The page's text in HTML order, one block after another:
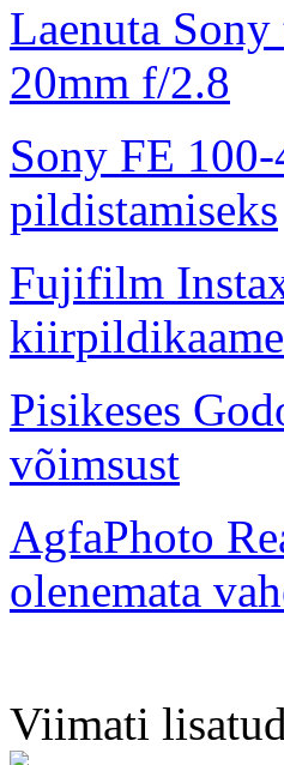
Laenuta
20mm f/2.8
Sony FE
pildistamiseks
Fujifilm
Pisikeses
võimsust
AgfaPhoto
olenemata
Viimati lisatud